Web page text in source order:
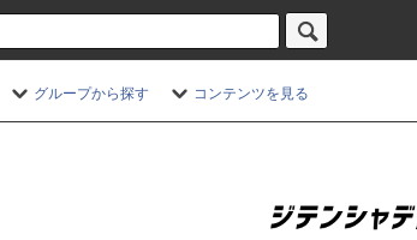
グループから探す コンテンツを見る